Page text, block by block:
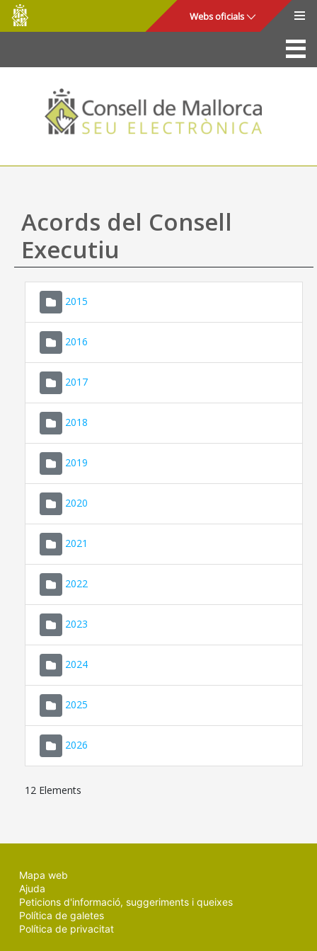
Salta al contingut principal
Consell
de
Mallorca
Webs oficials
La Seu
Consell de Mallorca
Accés i seguretat
Utilitats
Ajuda
Acords del Consell
Executiu
2015
2016
2017
2018
2019
2020
2021
2022
2023
2024
2025
2026
12 Elements
Mapa web
Ajuda
Peticions d'informació, suggeriments i queixes
Política de galetes
Política de privacitat